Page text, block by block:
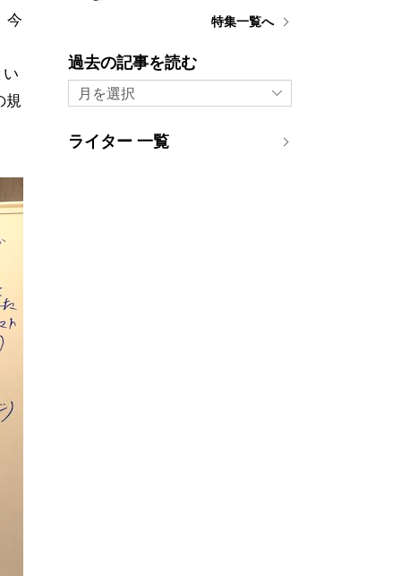
今
規
特集一覧へ
過去の記事を読む
月を選択
ライター 一覧